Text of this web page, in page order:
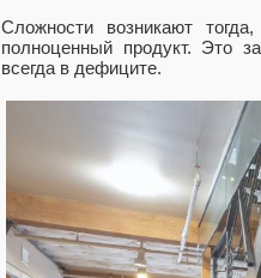
Сложности возникают
полноценный продукт. Это
всегда в дефиците.